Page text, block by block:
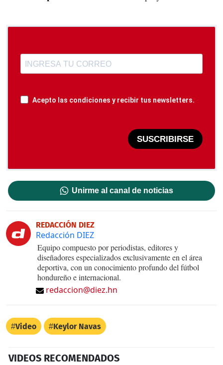
Acepto las condiciones y recibir tus newsletters.
SUSCRIBIRSE
Unirme al canal de noticias
REDACCIÓN DIEZ
Redacción DIEZ
Equipo compuesto por periodistas, editores y
diseñadores especializados exclusivamente en el área
deportiva, con un conocimiento profundo del fútbol
hondureño e internacional.
redaccion@diez.hn
Video Keylor Navas
VIDEOS RECOMENDADOS